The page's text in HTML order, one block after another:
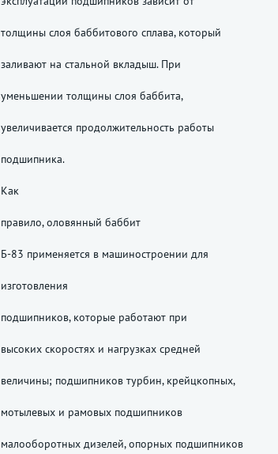
толщины слоя баббитового сплава, который
заливают на стальной вкладыш. При
уменьшении толщины слоя баббита,
увеличивается продолжительность работы
подшипника.
Как
правило, оловянный баббит
Б-83 применяется в машиностроении для
изготовления
подшипников, которые работают при
высоких скоростях и нагрузках средней
величины; подшипников турбин, крейцкопных,
мотылевых и рамовых подшипников
малооборотных дизелей, опорных подшипников